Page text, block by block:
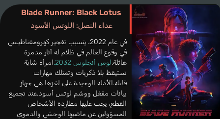
Blade Runner: Black Lotus
عداء النصل: اللوتس الأسود
في عام 2022، يتسبب تفجير كهرومغناطيسي
في وقوع العالم في ظلام له آثار مدمرة
هائلة.لوس أنجلوس 2032.
امرأة شابة
تستيقظ بلا ذكريات وتمتلك مهارات
قاتلة.الأدلة الوحيدة على لغزها هي جهاز
بيانات مقفل ووشم لوتس أسود.عند تجميع
القطع، يجب عليها مطاردة الأشخاص
المسؤولين عن ماضيها الوحشي والدموي